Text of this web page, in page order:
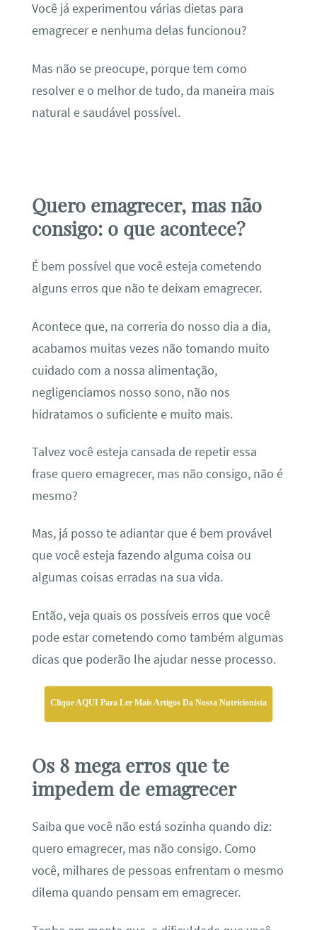
Você já experimentou várias dietas para
emagrecer e nenhuma delas funcionou?
Mas não se preocupe, porque tem como
resolver e o melhor de tudo, da maneira mais
natural e saudável possível.
Quero emagrecer, mas não
consigo: o que acontece?
É bem possível que você esteja cometendo
alguns erros que não te deixam emagrecer.
Acontece que, na correria do nosso dia a dia,
acabamos muitas vezes não tomando muito
cuidado com a nossa alimentação,
negligenciamos nosso sono, não nos
hidratamos o suficiente e muito mais.
Talvez você esteja cansada de repetir essa
frase quero emagrecer, mas não consigo, não é
mesmo?
Mas, já posso te adiantar que é bem provável
que você esteja fazendo alguma coisa ou
algumas coisas erradas na sua vida.
Então, veja quais os possíveis erros que você
pode estar cometendo como também algumas
dicas que poderão lhe ajudar nesse processo.
Clique AQUI Para Ler Mais Artigos Da Nossa Nutricionista
Os 8 mega erros que te
impedem de emagrecer
Saiba que você não está sozinha quando diz:
quero emagrecer, mas não consigo. Como
você, milhares de pessoas enfrentam o mesmo
dilema quando pensam em emagrecer.